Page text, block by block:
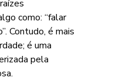
como: “falar
Contudo, é mais
é uma
pela